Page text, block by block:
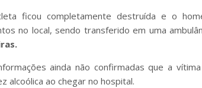
ficou completamente destruída e o
no local, sendo transferido em uma
ainda não confirmadas que a
alcoólica ao chegar no hospital.